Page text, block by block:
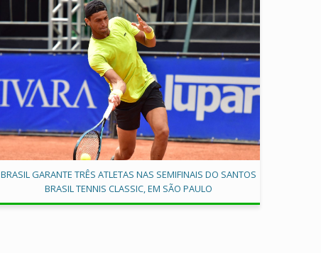
BRASIL GARANTE TRÊS ATLETAS NAS SEMIFINAIS DO SANTOS
BRASIL TENNIS CLASSIC, EM SÃO PAULO